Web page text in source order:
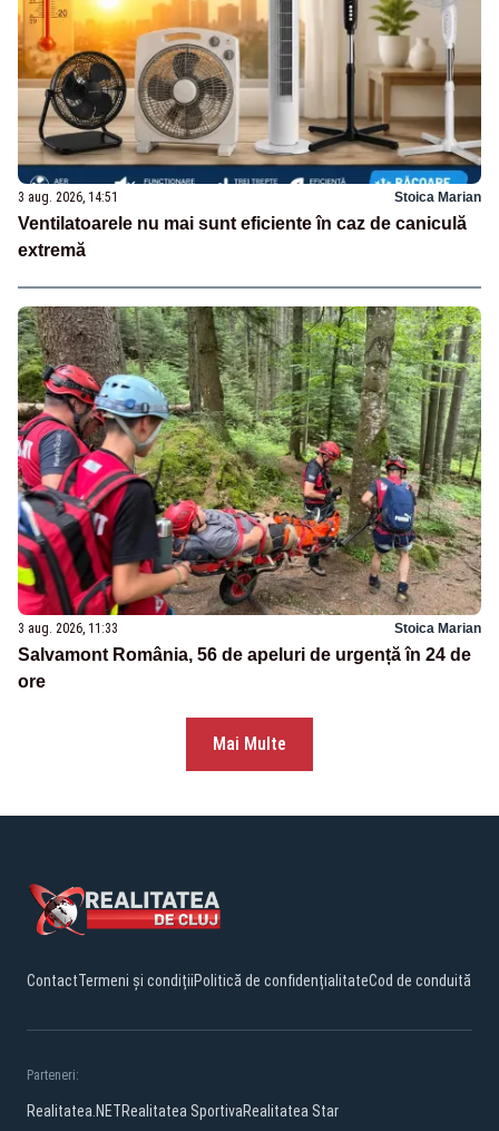
3 aug. 2026, 14:51 Stoica Marian
Ventilatoarele nu mai sunt eficiente în caz de caniculă
extremă
3 aug. 2026, 11:33 Stoica Marian
Salvamont România, 56 de apeluri de urgență în 24 de
ore
Mai Multe
ContactTermeni și condițiiPolitică de confidențialitateCod de conduită
Parteneri:
Realitatea.NETRealitatea SportivaRealitatea Star